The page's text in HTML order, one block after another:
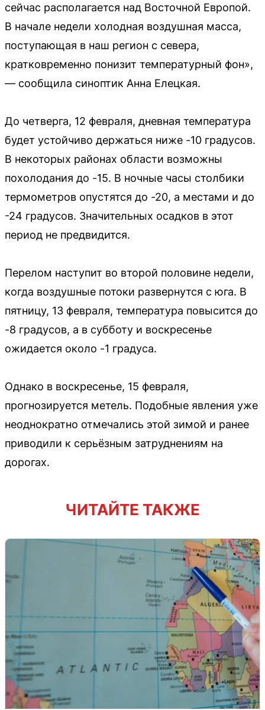
сейчас располагается над Восточной Европой.
В начале недели холодная воздушная масса,
поступающая в наш регион с севера,
кратковременно понизит температурный фон»,
— сообщила синоптик Анна Елецкая.
До четверга, 12 февраля, дневная температура
будет устойчиво держаться ниже -10 градусов.
В некоторых районах области возможны
похолодания до -15. В ночные часы столбики
термометров опустятся до -20, а местами и до
-24 градусов. Значительных осадков в этот
период не предвидится.
Перелом наступит во второй половине недели,
когда воздушные потоки развернутся с юга. В
пятницу, 13 февраля, температура повысится до
-8 градусов, а в субботу и воскресенье
ожидается около -1 градуса.
Однако в воскресенье, 15 февраля,
прогнозируется метель. Подобные явления уже
неоднократно отмечались этой зимой и ранее
приводили к серьёзным затруднениям на
дорогах.
ЧИТАЙТЕ ТАКЖЕ